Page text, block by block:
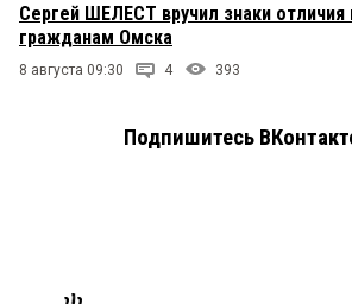
Сергей ШЕЛЕСТ вручил знаки
гражданам Омска
8 августа 09:30 4 393
Подпишитесь